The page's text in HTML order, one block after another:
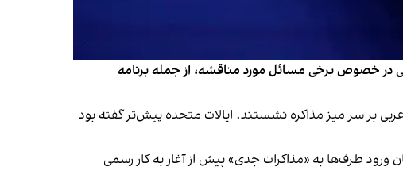
اروپایی در خصوص برخی مسائل مورد مناقشه، از جمله برنامه
بر سر میز مذاکره نشستند. ایالات متحده پیش‌تر گفته بود
ورود طرف‌ها به «مذاکرات جدی» پیش از آغاز به کار رسمی